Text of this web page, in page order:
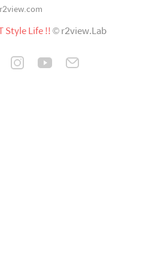
r2view.com
Style Life !!© r2view.Lab